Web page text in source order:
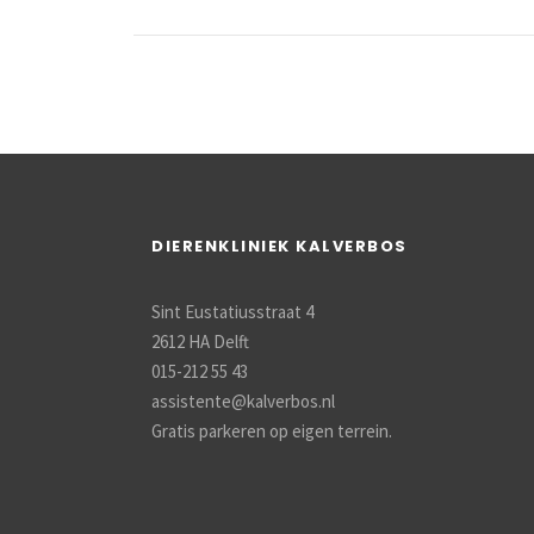
DIERENKLINIEK KALVERBOS
Sint Eustatiusstraat 4
2612 HA Delft
015-212 55 43
assistente@kalverbos.nl
Gratis parkeren op eigen terrein.